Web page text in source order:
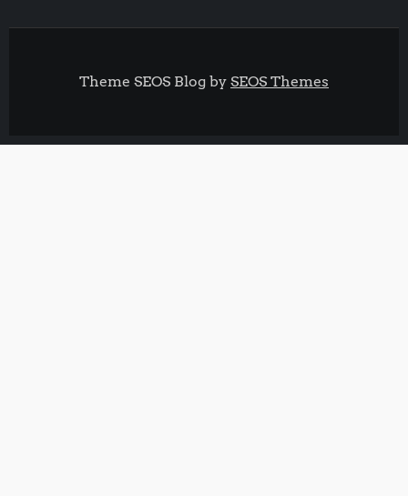
Theme SEOS Blog by SEOS Themes